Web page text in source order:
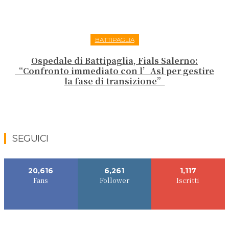
BATTIPAGLIA
Ospedale di Battipaglia, Fials Salerno:
“Confronto immediato con l’Asl per gestire
la fase di transizione”
SEGUICI
20,616
Fans
6,261
Follower
1,117
Iscritti